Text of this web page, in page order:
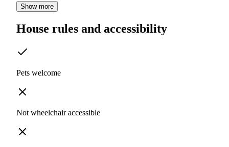
Show more
House rules and accessibility
Pets welcome
Not wheelchair accessible